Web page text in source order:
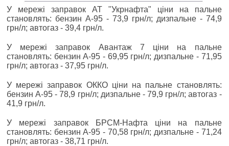
У мережі заправок АТ "Укрнафта" ціни на пальне
становлять: бензин А-95 - 73,9 грн/л; дизпальне - 74,9
грн/л; автогаз - 39,4 грн/л.
У мережі заправок Авантаж 7 ціни на пальне
становлять: бензин А-95 - 69,95 грн/л; дизпальне - 71,95
грн/л; автогаз - 37,95 грн/л.
У мережі заправок ОККО ціни на пальне становлять:
бензин А-95 - 78,9 грн/л; дизпальне - 79,9 грн/л; автогаз -
41,9 грн/л.
У мережі заправок БРСМ-Нафта ціни на пальне
становлять: бензин А-95 - 70,58 грн/л; дизпальне - 71,24
грн/л; автогаз - 38,71 грн/л.